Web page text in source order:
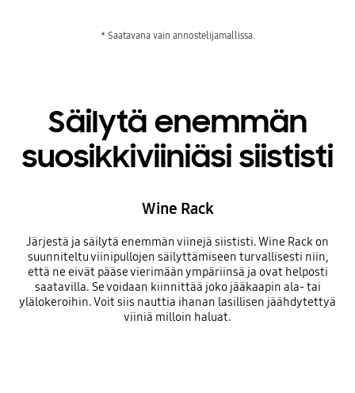
* Saatavana vain annostelijamallissa.
Säilytä enemmän
suosikkiviiniäsi siististi
Wine Rack
Järjestä ja säilytä enemmän viinejä siististi. Wine Rack on
suunniteltu viinipullojen säilyttämiseen turvallisesti niin,
että ne eivät pääse vierimään ympäriinsä ja ovat helposti
saatavilla. Se voidaan kiinnittää joko jääkaapin ala- tai
ylälokeroihin. Voit siis nauttia ihanan lasillisen jäähdytettyä
viiniä milloin haluat.